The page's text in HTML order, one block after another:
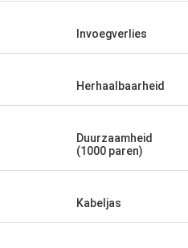
Invoegverlies
Herhaalbaarheid
Duurzaamheid
(1000 paren)
Kabeljas